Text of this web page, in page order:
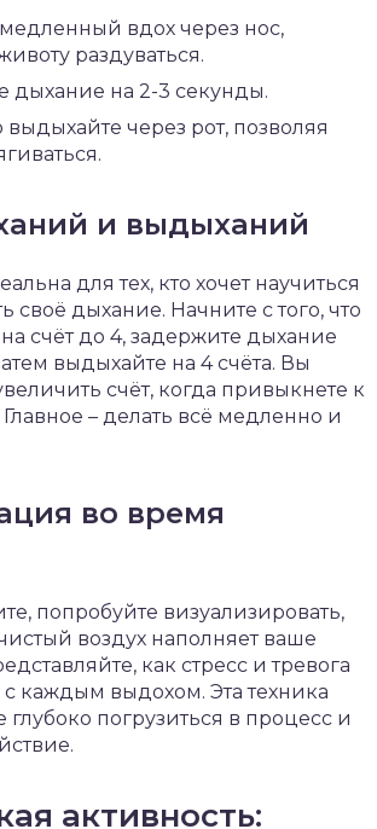
вдох через нос,
раздуваться.
дыхание на 2-3 секунды.
через рот, позволяя
и выдыханий
для тех, кто хочет научиться
своё дыхание. Начните с того, что
счёт до 4, задержите дыхание
выдыхайте на 4 счёта. Вы
счёт, когда привыкнете к
– делать всё медленно и
во время
попробуйте визуализировать,
воздух наполняет ваше
как стресс и тревога
с каждым выдохом. Эта техника
глубоко погрузиться в процесс и
активность: